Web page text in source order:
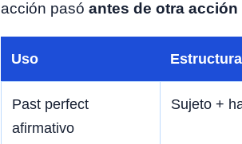
acción pasó antes de otra acción
Uso Estructura
Past perfect
afirmativo
Sujeto +